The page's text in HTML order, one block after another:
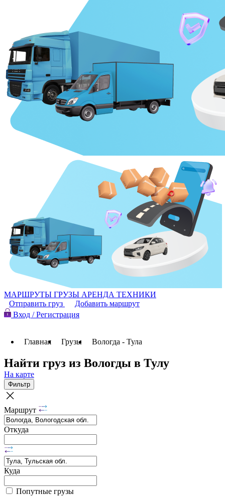
МАРШРУТЫ ГРУЗЫ АРЕНДА ТЕХНИКИ
Отправить груз
Добавить маршрут
Вход / Регистрация
Главная Грузы Вологда - Тула
Найти груз из Вологды в Тулу
На карте
Фильтр
Маршрут
Откуда
Куда
Попутные грузы